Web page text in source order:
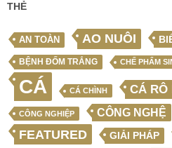
THẺ
AN TOÀN AO NUÔI
BỆNH ĐỐM TRẮNG CHẾ PHẨM
CÁ CÁ CHÌNH CÁ RÔ
CÔNG NGHIỆP CÔNG NGHỆ
FEATURED GIẢI PHÁP